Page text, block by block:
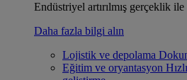
Endüstriyel artırılmış gerçeklik
Daha fazla bilgi alın
Lojistik ve depolama
Eğitim ve oryantasyon